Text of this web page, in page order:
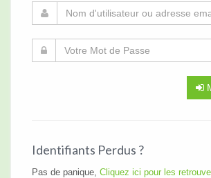
Identifiants Perdus ?
Pas de panique, Cliquez ici pour les